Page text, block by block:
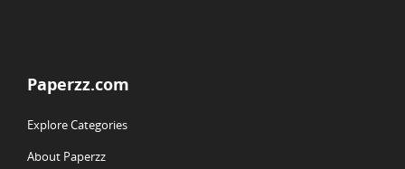
Paperzz.com
Explore Categories
About Paperzz